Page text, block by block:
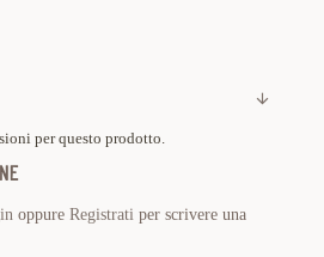
per questo prodotto.
oppure Registrati per scrivere una